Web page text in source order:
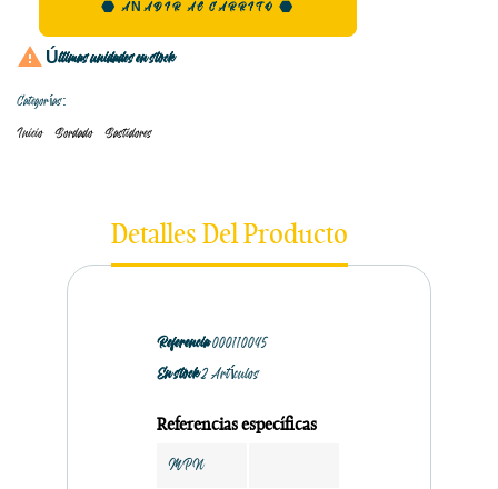
AÑADIR AL CARRITO
 Últimas unidades en stock
Categorías:
Inicio Bordado Bastidores
Detalles Del Producto
Referencia000110045
En stock2 Artículos
Referencias específicas
MPN